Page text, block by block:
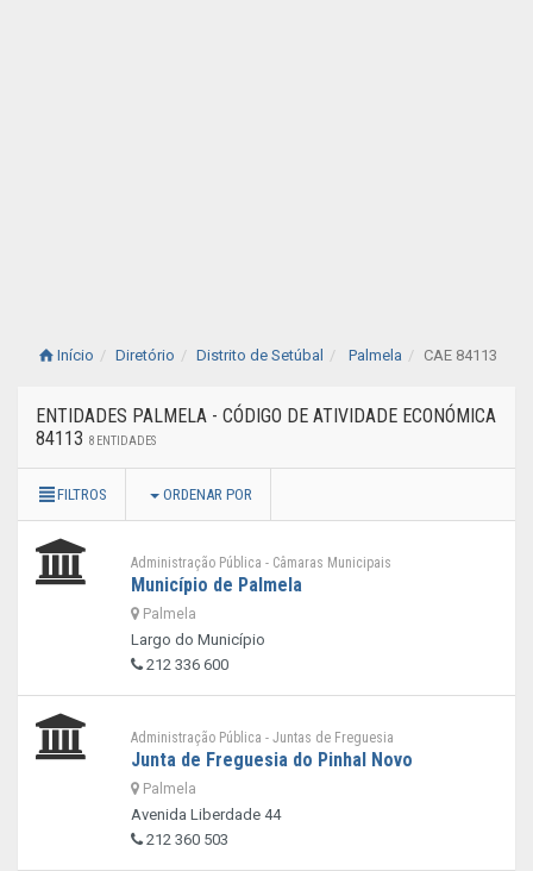
Início Diretório Distrito de Setúbal Palmela CAE 84113
ENTIDADES PALMELA - CÓDIGO DE ATIVIDADE ECONÓMICA
84113 8 ENTIDADES
FILTROS ORDENAR POR
Administração Pública - Câmaras Municipais
Município de Palmela
Palmela
Largo do Município
212 336 600
Administração Pública - Juntas de Freguesia
Junta de Freguesia do Pinhal Novo
Palmela
Avenida Liberdade 44
212 360 503